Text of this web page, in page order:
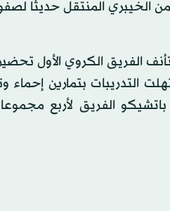
الخيبري المنتقل حديثا
الفريق الكروي الأول
الفريق لأربع